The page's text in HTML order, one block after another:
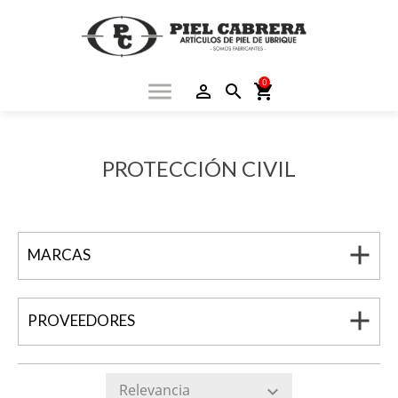
shopping_cart
0
search
person_outline
menu
PROTECCIÓN CIVIL
MARCAS add
PROVEEDORES add
Relevancia expand_more